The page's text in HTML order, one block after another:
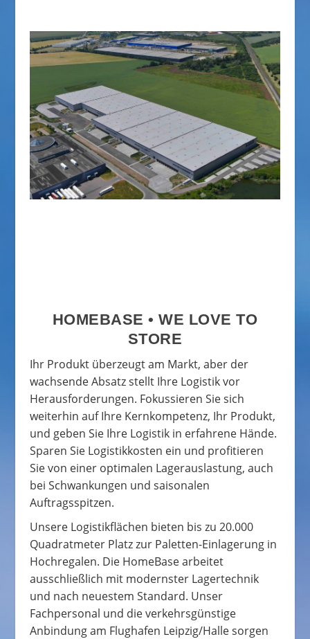
HOMEBASE • WE LOVE TO
STORE
Ihr Produkt überzeugt am Markt, aber der
wachsende Absatz stellt Ihre Logistik vor
Herausforderungen. Fokussieren Sie sich
weiterhin auf Ihre Kernkompetenz, Ihr Produkt,
und geben Sie Ihre Logistik in erfahrene Hände.
Sparen Sie Logistikkosten ein und profitieren
Sie von einer optimalen Lagerauslastung, auch
bei Schwankungen und saisonalen
Auftragsspitzen.
Unsere Logistikflächen bieten bis zu 20.000
Quadratmeter Platz zur Paletten-Einlagerung in
Hochregalen. Die HomeBase arbeitet
ausschließlich mit modernster Lagertechnik
und nach neuestem Standard. Unser
Fachpersonal und die verkehrsgünstige
Anbindung am Flughafen Leipzig/Halle sorgen